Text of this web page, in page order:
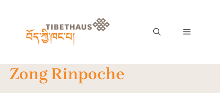
Zong Rinpoche